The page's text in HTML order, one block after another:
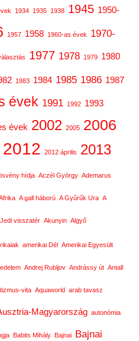
1934 1935 1938 1945 1950-
1957 1958 1960-as évek
1970-
1977 1978 1979 1980
1983 1984 1985 1986 1987
évek 1991 1992 1993
évek 2002 2005 2006
2012 2012 április 2013
hídja Aczél György Ademarus
A gall háború A Gyűrűk Ura A
visszatér Akunyin Algyő
amerikai Dél Amerikai Egyesült
Andrej Rubljov Andrássy út Antall
vita Aquaworld arab tavasz
Magyarország autonómia
Babits Mihály Bajnai Bajnai